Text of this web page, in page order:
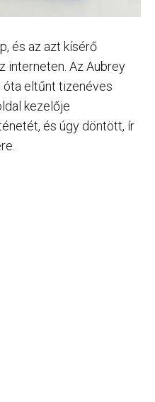
és az azt kísérő
interneten. Az Aubrey
óta eltűnt tizenéves
kezelője
és úgy döntött, ír